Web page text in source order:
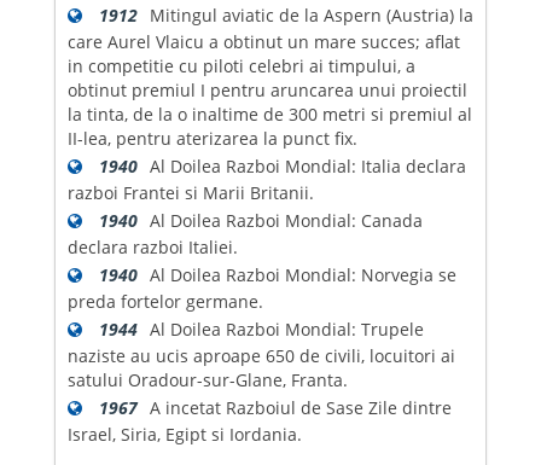
1912 Mitingul aviatic de la Aspern (Austria) la
care Aurel Vlaicu a obtinut un mare succes; aflat
in competitie cu piloti celebri ai timpului, a
obtinut premiul I pentru aruncarea unui proiectil
la tinta, de la o inaltime de 300 metri si premiul al
II-lea, pentru aterizarea la punct fix.
1940 Al Doilea Razboi Mondial: Italia declara
razboi Frantei si Marii Britanii.
1940 Al Doilea Razboi Mondial: Canada
declara razboi Italiei.
1940 Al Doilea Razboi Mondial: Norvegia se
preda fortelor germane.
1944 Al Doilea Razboi Mondial: Trupele
naziste au ucis aproape 650 de civili, locuitori ai
satului Oradour-sur-Glane, Franta.
1967 A incetat Razboiul de Sase Zile dintre
Israel, Siria, Egipt si Iordania.